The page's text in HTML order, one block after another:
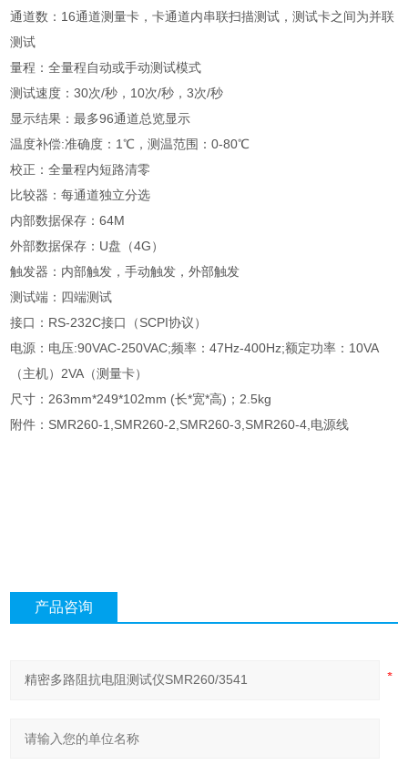
通道数：16通道测量卡，卡通道内串联扫描测试，测试卡之间为并联
测试
量程：全量程自动或手动测试模式
测试速度：30次/秒，10次/秒，3次/秒
显示结果：最多96通道总览显示
温度补偿:准确度：1℃，测温范围：0-80℃
校正：全量程内短路清零
比较器：每通道独立分选
内部数据保存：64M
外部数据保存：U盘（4G）
触发器：内部触发，手动触发，外部触发
测试端：四端测试
接口：RS-232C接口（SCPI协议）
电源：电压:90VAC-250VAC;频率：47Hz-400Hz;额定功率：10VA
（主机）2VA（测量卡）
尺寸：263mm*249*102mm (长*宽*高)；2.5kg
附件：SMR260-1,SMR260-2,SMR260-3,SMR260-4,电源线
产品咨询